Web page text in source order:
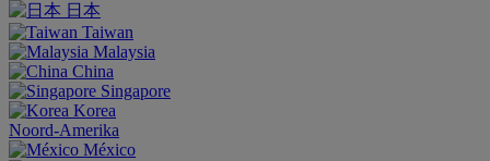
日本
Taiwan
Malaysia
China
Singapore
Korea
Noord-Amerika
México